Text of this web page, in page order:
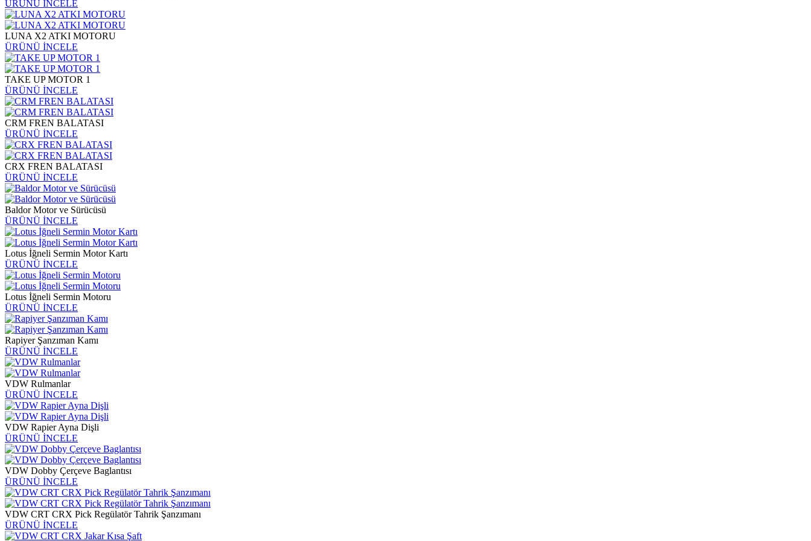
ÜRÜNÜ İNCELE
LUNA X2 ATKI MOTORU
ÜRÜNÜ İNCELE
TAKE UP MOTOR 1
ÜRÜNÜ İNCELE
CRM FREN BALATASI
ÜRÜNÜ İNCELE
CRX FREN BALATASI
ÜRÜNÜ İNCELE
Baldor Motor ve Sürücüsü
ÜRÜNÜ İNCELE
Lotus İğneli Sermin Motor Kartı
ÜRÜNÜ İNCELE
Lotus İğneli Sermin Motoru
ÜRÜNÜ İNCELE
Rapiyer Şanzıman Kamı
ÜRÜNÜ İNCELE
VDW Rulmanlar
ÜRÜNÜ İNCELE
VDW Rapier Ayna Dişli
ÜRÜNÜ İNCELE
VDW Dobby Çerçeve Baglantısı
ÜRÜNÜ İNCELE
VDW CRT CRX Pick Regülatör Tahrik Şanzımanı
ÜRÜNÜ İNCELE